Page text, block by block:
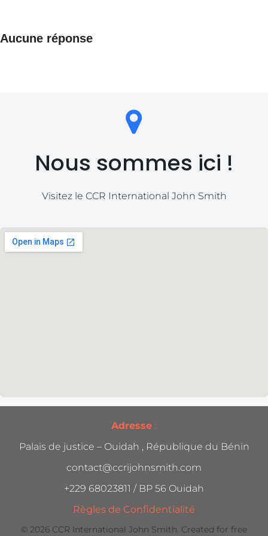
Aucune réponse
Nous sommes ici !
Visitez le CCR International John Smith
Adresse :
Palais de justice – Ouidah , République du Bénin
contact@ccrijohnsmith.com
+229 68023811 / BP 56 Ouidah
Règles de Confidentialité
© 2026 CCR International John Smith. Created for free